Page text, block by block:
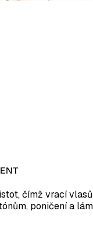
čímž vrací
poničení a